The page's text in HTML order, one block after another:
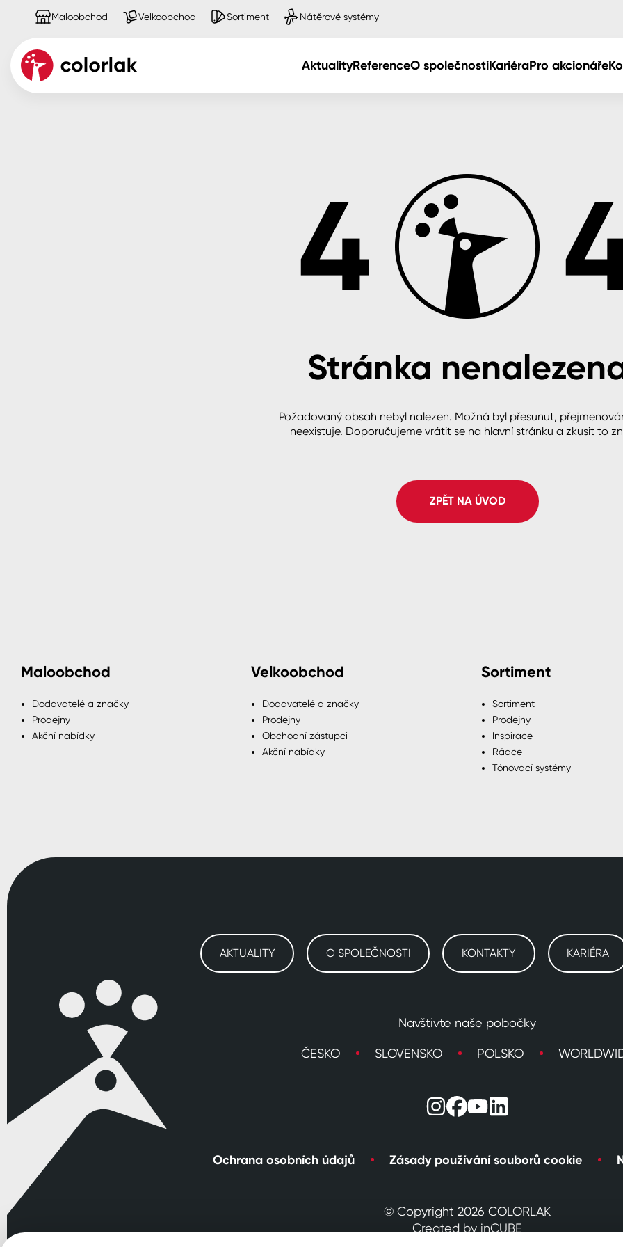
Maloobchod Velkoobchod Sortiment Nátěrové systémy
AktualityReferenceO společnostiKariéraPro akcionáře
Ředidla, tužidla, čističe, technickéStránka
Požadovaný obsah nebyl nalezen. Možná byl přesunut,
neexistuje. Doporučujeme vrátit se na hlavní stránku a zkusit to
ZPĚT NA ÚVOD
Maloobchod
Dodavatelé a značky
Prodejny
Akční nabídky
Velkoobchod
Dodavatelé a značky
Prodejny
Obchodní zástupci
Akční nabídky
Sortiment
Sortiment
Prodejny
Inspirace
Rádce
Tónovací systémy
AKTUALITY O SPOLEČNOSTI KONTAKTY KARIÉRA
Navštivte naše pobočky
ČESKO SLOVENSKO POLSKO
Ochrana osobních údajů Zásady používání souborů cookie
© Copyright 2026 COLORLAK
Created by inCUBE